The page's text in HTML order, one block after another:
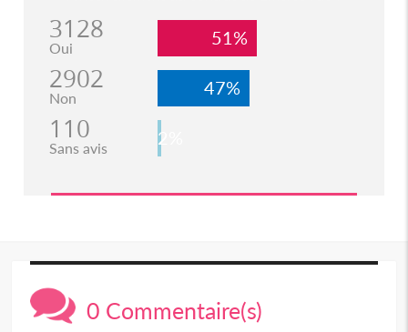
3128
Oui 51%
2902
Non 47%
110
Sans avis 2%
0 Commentaire(s)